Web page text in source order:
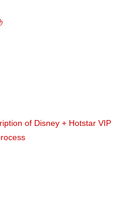
of Disney + Hotstar VIP